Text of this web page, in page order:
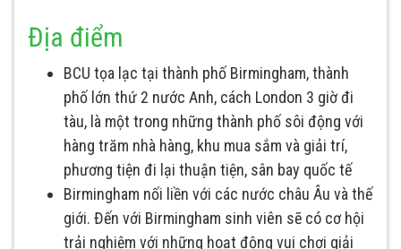
Địa điểm
BCU tọa lạc tại thành phố Birmingham, thành
phố lớn thứ 2 nước Anh, cách London 3 giờ đi
tàu, là một trong những thành phố sôi động với
hàng trăm nhà hàng, khu mua sắm và giải trí,
phương tiện đi lại thuận tiện, sân bay quốc tế
Birmingham nối liền với các nước châu Âu và thế
giới. Đến với Birmingham sinh viên sẽ có cơ hội
trải nghiệm với những hoạt động vui chơi giải